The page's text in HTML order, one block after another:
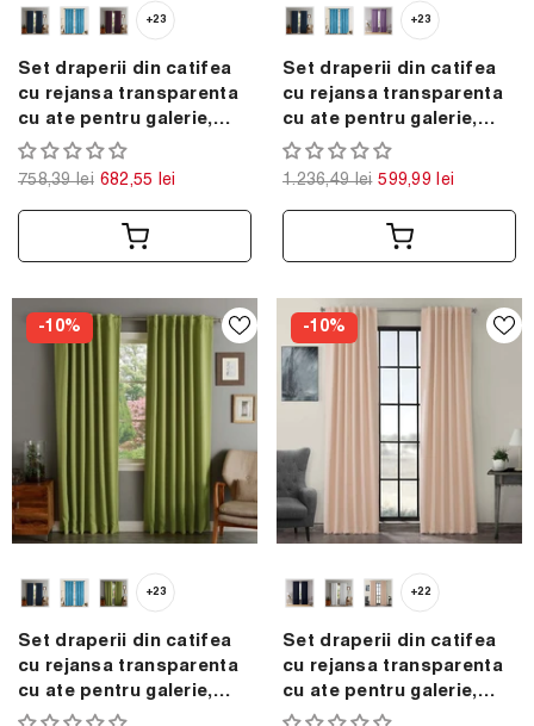
+23
Set draperii din catifea
cu rejansa transparenta
cu ate pentru galerie,
Madison, densitate 700
g/ml, Mulberry, 2 buc
758,39 lei 682,55 lei
+23
Set draperii din catifea
cu rejansa transparenta
cu ate pentru galerie,
Madison, densitate 700
g/ml, Mov inchis, 2 buc
1.236,49 lei 599,99 lei
-10%
+23
Set draperii din catifea
cu rejansa transparenta
cu ate pentru galerie,
Madison, densitate 700
-10%
+22
Set draperii din catifea
cu rejansa transparenta
cu ate pentru galerie,
Madison, densitate 700